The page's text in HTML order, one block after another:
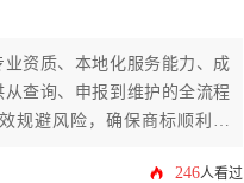
资质、本地化服务能力、成
查询、申报到维护的全流程
规避风险，确保商标顺利确
246人看过